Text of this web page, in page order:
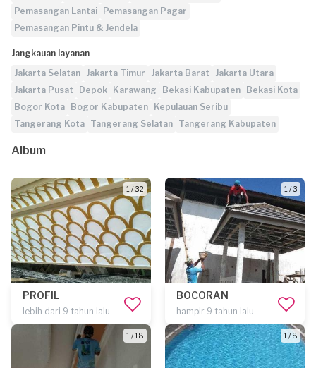
Pemasangan Lantai
Pemasangan Pagar
Pemasangan Pintu & Jendela
Jangkauan layanan
Jakarta Selatan Jakarta Timur Jakarta Barat
Jakarta Utara
Jakarta Pusat
Depok Karawang Bekasi Kabupaten
Bekasi Kota
Bogor Kota
Bogor Kabupaten
Kepulauan Seribu
Tangerang Kota Tangerang Selatan Tangerang Kabupaten
Album
1 / 32
PROFIL
lebih dari 9 tahun lalu
1 / 3
BOCORAN
hampir 9 tahun lalu
1 / 18 1 / 8